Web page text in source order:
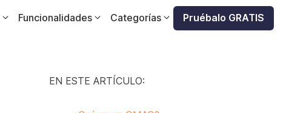
Funcionalidades Categorías Pruébalo GRATIS
EN ESTE ARTÍCULO: